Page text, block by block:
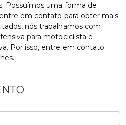
Possuímos uma forma de
em contato para obter mais
nós trabalhamos com
para motociclista e
Por isso, entre em contato